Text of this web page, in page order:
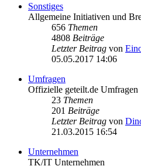
Sonstiges
Allgemeine Initiativen und
656 Themen
4808 Beiträge
Letzter Beitrag von
05.05.2017 14:06
Umfragen
Offizielle geteilt.de Umfragen
23 Themen
201 Beiträge
Letzter Beitrag von
21.03.2015 16:54
Unternehmen
TK/IT Unternehmen